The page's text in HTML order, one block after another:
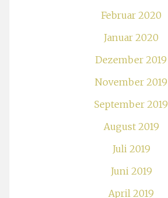
Februar 2020
Januar 2020
Dezember 2019
November 2019
September 2019
August 2019
Juli 2019
Juni 2019
April 2019